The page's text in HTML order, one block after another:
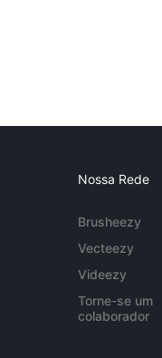
Nossa Rede
Brusheezy
Vecteezy
Videezy
Torne-se um
colaborador